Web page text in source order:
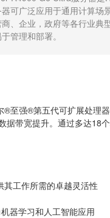
可广泛应用于通用计算场
、企业，政府等各行业典
管理和部署。
强®第五代可扩展处理
带宽提升。通过多达18
工作所需的卓越灵活性
器学习和人工智能应用